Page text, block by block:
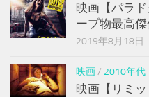
映画【パラ
ープ物最高
2019年8月18日
映画/ 2010年代
映画【リミ